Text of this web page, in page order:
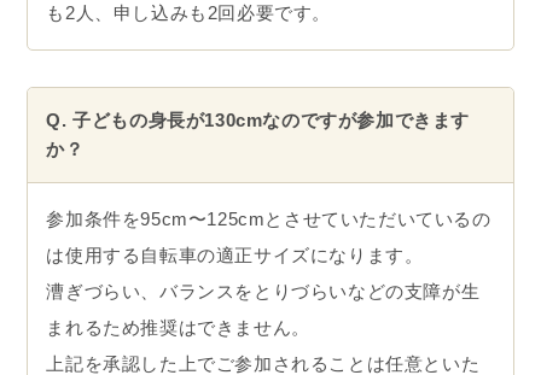
も2人、申し込みも2回必要です。
Q. 子どもの身長が130cmなのですが参加できます
か？
参加条件を95cm〜125cmとさせていただいているの
は使用する自転車の適正サイズになります。
漕ぎづらい、バランスをとりづらいなどの支障が生
まれるため推奨はできません。
上記を承認した上でご参加されることは任意といた